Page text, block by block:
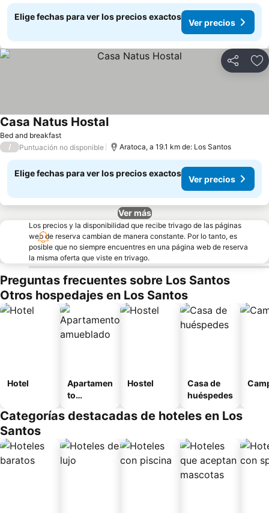
Elige fechas para ver los precios exactos
Ver precios
Compartir
Bed and breakfast
Casa Natus Hostal
/ Puntuación no disponible Aratoca, a 19.1 km de: Los Santos
Elige fechas para ver los precios exactos
Ver precios
Ver más
Los precios y la disponibilidad que recibe trivago de las páginas
web de reserva cambian de manera constante. Por lo tanto, es
posible que no siempre encuentres en una página web de reserva
la misma oferta que viste en trivago.
Preguntas frecuentes sobre Los Santos
Otros hospedajes en Los Santos
Hotel
Apartamen
to
o
Hostel
Casa de
huéspedes
Categorías destacadas de hoteles en Los
Santos